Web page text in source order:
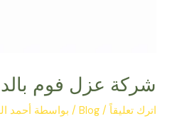
شركة عزل فوم
اترك تعليقاً /
Blog / بواسطة أحمد